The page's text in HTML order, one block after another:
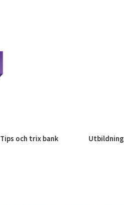
Tips och trix bank Utbildning